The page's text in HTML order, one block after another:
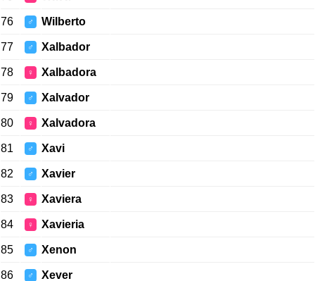
76 ♂ Wilberto
77 ♂ Xalbador
78 ♀ Xalbadora
79 ♂ Xalvador
80 ♀ Xalvadora
81 ♂ Xavi
82 ♂ Xavier
83 ♀ Xaviera
84 ♀ Xavieria
85 ♂ Xenon
86 ♂ Xever